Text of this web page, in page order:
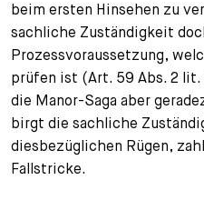
beim ersten Hinsehen zu
sachliche Zuständigkeit
Prozessvoraussetzung,
prüfen ist (Art. 59 Abs. 2 lit.
die Manor-Saga aber
birgt die sachliche
diesbezüglichen Rügen,
Fallstricke.